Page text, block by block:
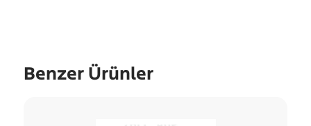
Benzer Ürünler